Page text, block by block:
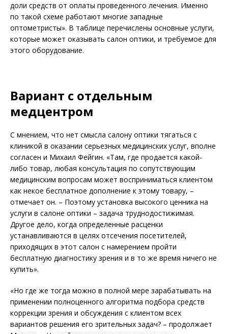
доли средств от оплаты проведенного лечения. Именно
по такой схеме работают многие западные
оптометристы». В таблице перечислены основные услуги,
которые может оказывать салон оптики, и требуемое для
этого оборудование.
Вариант с отдельным
медцентром
С мнением, что нет смысла салону оптики тягаться с
клиникой в оказании серьезных медицинских услуг, вполне
согласен и Михаил Фейгин. «Там, где продается какой-
либо товар, любая консультация по сопутствующим
медицинским вопросам может восприниматься клиентом
как некое бесплатное дополнение к этому товару, –
отмечает он. – Поэтому установка высокого ценника на
услуги в салоне оптики – задача труднодостижимая.
Другое дело, когда определенные расценки
устанавливаются в целях отсечения посетителей,
приходящих в этот салон с намерением пройти
бесплатную диагностику зрения и в то же время ничего не
купить».
«Но где же тогда можно в полной мере зарабатывать на
применении полноценного алгоритма подбора средств
коррекции зрения и обсуждения с клиентом всех
вариантов решения его зрительных задач? – продолжает